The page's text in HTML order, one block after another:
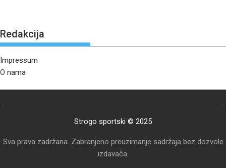
Redakcija
Impressum
O nama
Strogo sportski © 2025
Sva prava zadržana. Zabranjeno preuzimanje sadržaja bez dozvole
izdavača.